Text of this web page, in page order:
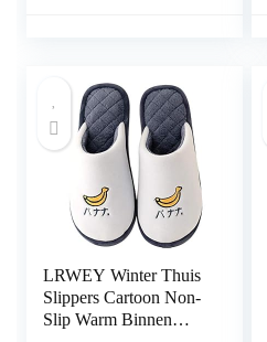
LRWEY Winter Thuis
Slippers Cartoon Non-
Slip Warm Binnen